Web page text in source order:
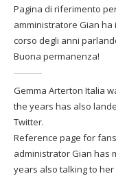
Pagina di riferimento
amministratore Gian
corso degli anni
Buona permanenza!
Gemma Arterton Italia
the years has also
Twitter.
Reference page for
administrator Gian has
years also talking to